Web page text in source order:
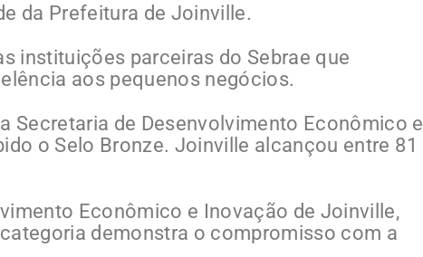
da Prefeitura de Joinville.
instituições parceiras do Sebrae que
aos pequenos negócios.
Secretaria de Desenvolvimento Econômico e
o Selo Bronze. Joinville alcançou entre 81
Econômico e Inovação de Joinville,
demonstra o compromisso com a